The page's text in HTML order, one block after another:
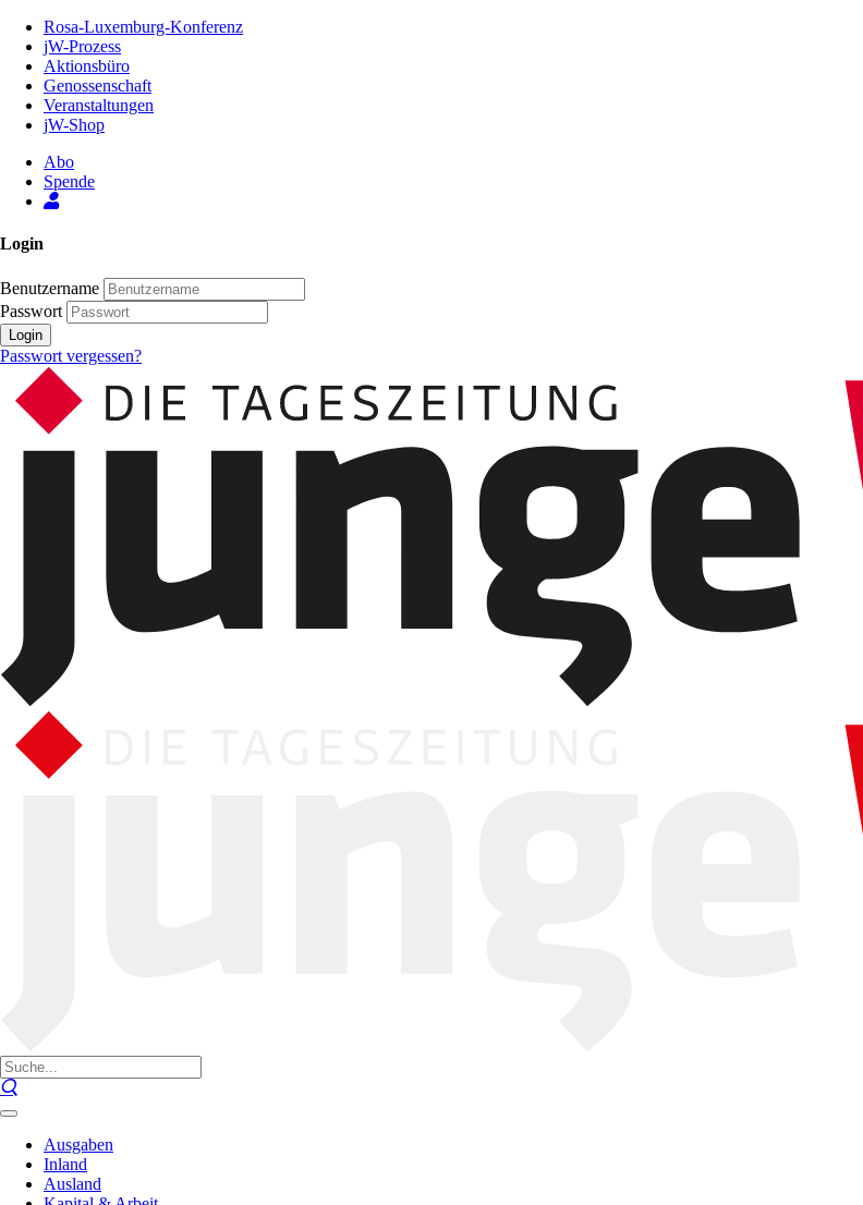
Inhalt
Seite
Rosa-Luxemburg-Konferenz
jW-Prozess
Aktionsbüro
Genossenschaft
Veranstaltungen
jW-Shop
Abo
Spende
Login
Benutzername
Passwort
Login
Passwort vergessen?
Ausgaben
Inland
Ausland